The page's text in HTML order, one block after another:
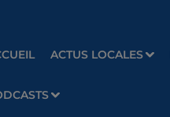
ACTUS LOCALES